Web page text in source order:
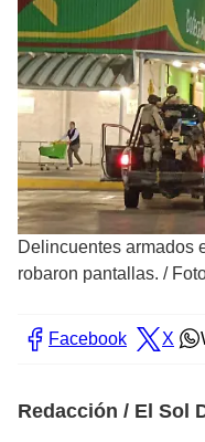
Delincuentes armados
robaron pantallas. /
Facebook X
Redacción / El Sol